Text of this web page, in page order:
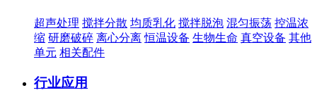
超声处理 搅拌分散 均质乳化 搅拌脱泡 混匀振荡 控温浓
缩 研磨破碎 离心分离 恒温设备 生物生命 真空设备 其他
单元 相关配件
行业应用